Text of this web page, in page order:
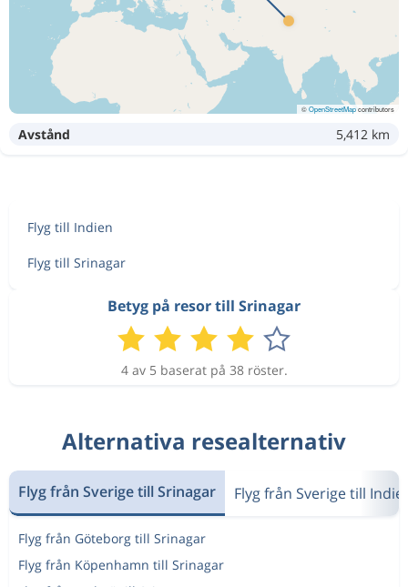
©OpenStreetMapcontributors
Avstånd 5,412 km
Flyg till Indien
Flyg till Srinagar
Betyg på resor till Srinagar
4 av 5 baserat på 38 röster.
Alternativa resealternativ
Flyg från Sverige till Srinagar Flyg från Sverige till
Flyg från Göteborg till Srinagar
Flyg från Köpenhamn till Srinagar